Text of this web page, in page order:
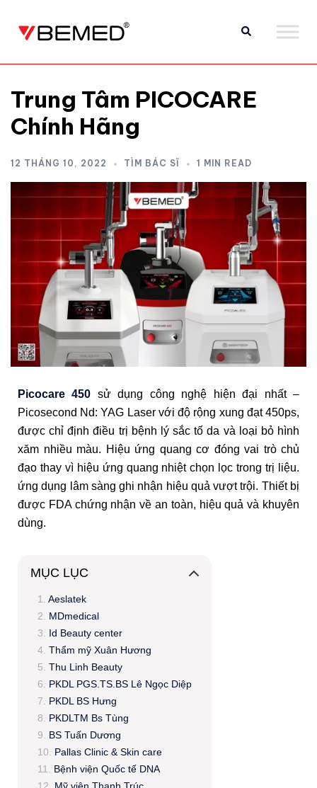
Trung Tâm PICOCARE
Chính Hãng
12 THÁNG 10, 2022 TÌM BÁC SĨ 1 MIN READ
Picocare 450 sử dụng công nghệ hiện đại nhất –
Picosecond Nd: YAG Laser với độ rộng xung đạt 450ps,
được chỉ định điều trị bệnh lý sắc tố da và loại bỏ hình
xăm nhiều màu. Hiệu ứng quang cơ đóng vai trò chủ
đạo thay vì hiệu ứng quang nhiệt chọn lọc trong trị liệu.
ứng dụng lâm sàng ghi nhận hiệu quả vượt trội. Thiết bị
được FDA chứng nhận về an toàn, hiệu quả và khuyên
dùng.
MỤC LỤC
Aeslatek
MDmedical
Id Beauty center
Thẩm mỹ Xuân Hương
Thu Linh Beauty
PKDL PGS.TS.BS Lê Ngọc Diệp
PKDL BS Hưng
PKDLTM Bs Tùng
BS Tuấn Dương
Pallas Clinic & Skin care
Bệnh viện Quốc tế DNA